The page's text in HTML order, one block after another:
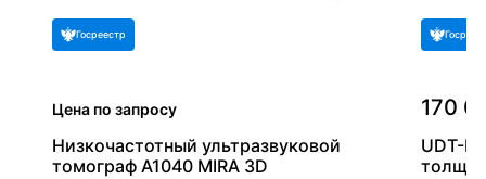
Госреестр
Цена по запросу
Низкочастотный ультразвуковой
томограф A1040 MIRA 3D
170
UDT-